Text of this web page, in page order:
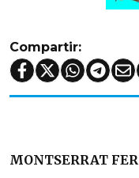
Compartir:
MONTSERRAT